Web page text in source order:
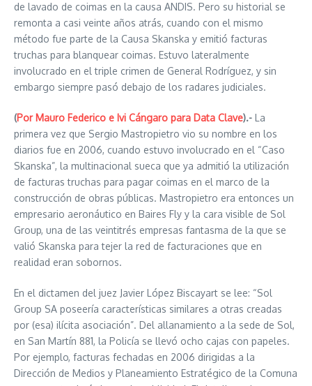
de lavado de coimas en la causa ANDIS. Pero su historial se
remonta a casi veinte años atrás, cuando con el mismo
método fue parte de la Causa Skanska y emitió facturas
truchas para blanquear coimas. Estuvo lateralmente
involucrado en el triple crimen de General Rodríguez, y sin
embargo siempre pasó debajo de los radares judiciales.
(Por Mauro Federico e Ivi Cángaro para Data Clave).- La
primera vez que Sergio Mastropietro vio su nombre en los
diarios fue en 2006, cuando estuvo involucrado en el “Caso
Skanska”, la multinacional sueca que ya admitió la utilización
de facturas truchas para pagar coimas en el marco de la
construcción de obras públicas. Mastropietro era entonces un
empresario aeronáutico en Baires Fly y la cara visible de Sol
Group, una de las veintitrés empresas fantasma de la que se
valió Skanska para tejer la red de facturaciones que en
realidad eran sobornos.
En el dictamen del juez Javier López Biscayart se lee: “Sol
Group SA poseería características similares a otras creadas
por (esa) ilícita asociación”. Del allanamiento a la sede de Sol,
en San Martín 881, la Policía se llevó ocho cajas con papeles.
Por ejemplo, facturas fechadas en 2006 dirigidas a la
Dirección de Medios y Planeamiento Estratégico de la Comuna